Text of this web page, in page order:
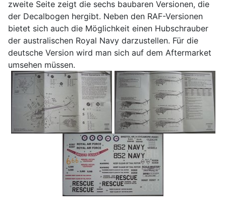
zweite Seite zeigt die sechs baubaren Versionen, die
der Decalbogen hergibt. Neben den RAF-Versionen
bietet sich auch die Möglichkeit einen Hubschrauber
der australischen Royal Navy darzustellen. Für die
deutsche Version wird man sich auf dem Aftermarket
umsehen müssen.